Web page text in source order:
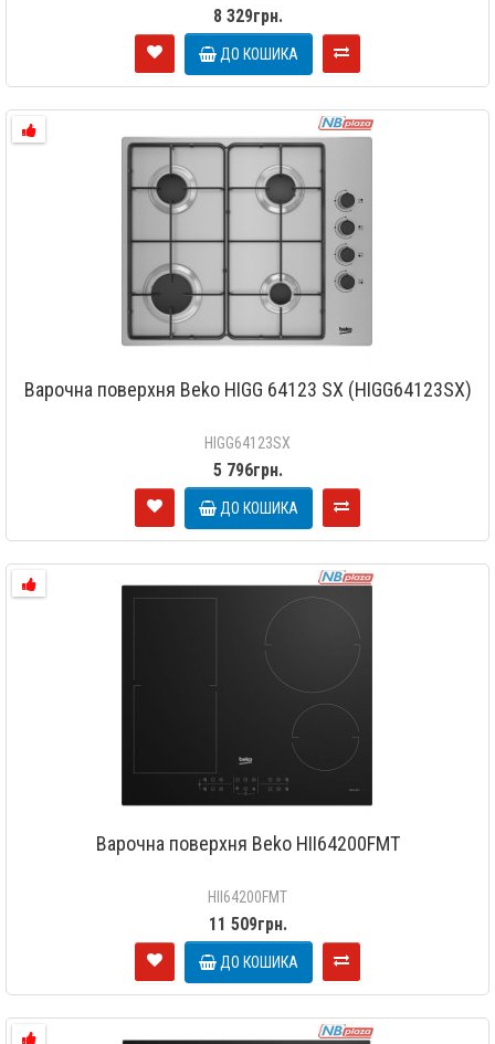
8 329грн.
ДО КОШИКА
Варочна поверхня Beko HIGG 64123 SX (HIGG64123SX)
HIGG64123SX
5 796грн.
ДО КОШИКА
Варочна поверхня Beko HII64200FMT
HII64200FMT
11 509грн.
ДО КОШИКА